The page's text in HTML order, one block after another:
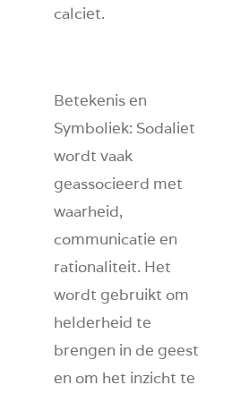
calciet.
Betekenis en
Symboliek: Sodaliet
wordt vaak
geassocieerd met
waarheid,
communicatie en
rationaliteit. Het
wordt gebruikt om
helderheid te
brengen in de geest
en om het inzicht te